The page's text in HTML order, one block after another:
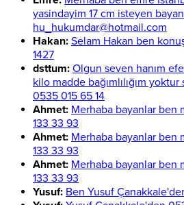
yasindayim 17 cm isteyen
hu_hukumdar@hotmail.com
Hakan: Selam Hakan ben
1427
dsttum: Olgun seven hanım
kilo madde bağımlılığım yoktur
0535 015 65 14
Ahmet: Merhaba bayanlar ben
133 33 93
Ahmet: Merhaba bayanlar ben
133 33 93
Ahmet: Merhaba bayanlar ben
133 33 93
Yusuf: Ben Yusuf